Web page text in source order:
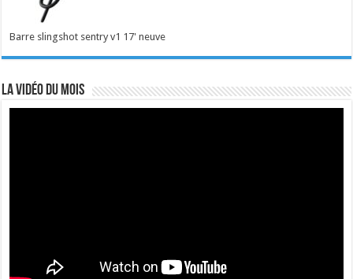
Barre slingshot sentry v1 17' neuve
La vidéo du mois